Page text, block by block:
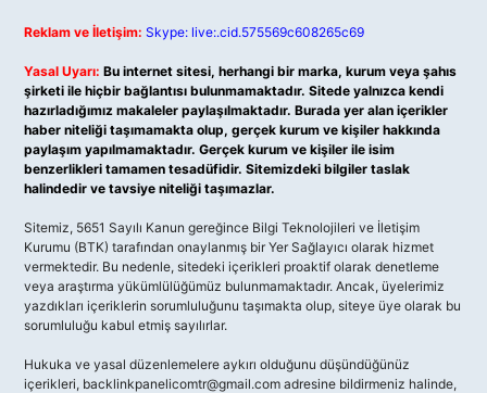
Reklam ve İletişim: Skype: live:.cid.575569c608265c69
Yasal Uyarı: Bu internet sitesi, herhangi bir marka, kurum veya şahıs
şirketi ile hiçbir bağlantısı bulunmamaktadır. Sitede yalnızca kendi
hazırladığımız makaleler paylaşılmaktadır. Burada yer alan içerikler
haber niteliği taşımamakta olup, gerçek kurum ve kişiler hakkında
paylaşım yapılmamaktadır. Gerçek kurum ve kişiler ile isim
benzerlikleri tamamen tesadüfidir. Sitemizdeki bilgiler taslak
halindedir ve tavsiye niteliği taşımazlar.
Sitemiz, 5651 Sayılı Kanun gereğince Bilgi Teknolojileri ve İletişim
Kurumu (BTK) tarafından onaylanmış bir Yer Sağlayıcı olarak hizmet
vermektedir. Bu nedenle, sitedeki içerikleri proaktif olarak denetleme
veya araştırma yükümlülüğümüz bulunmamaktadır. Ancak, üyelerimiz
yazdıkları içeriklerin sorumluluğunu taşımakta olup, siteye üye olarak bu
sorumluluğu kabul etmiş sayılırlar.
Hukuka ve yasal düzenlemelere aykırı olduğunu düşündüğünüz
içerikleri, backlinkpanelicomtr@gmail.com adresine bildirmeniz halinde,